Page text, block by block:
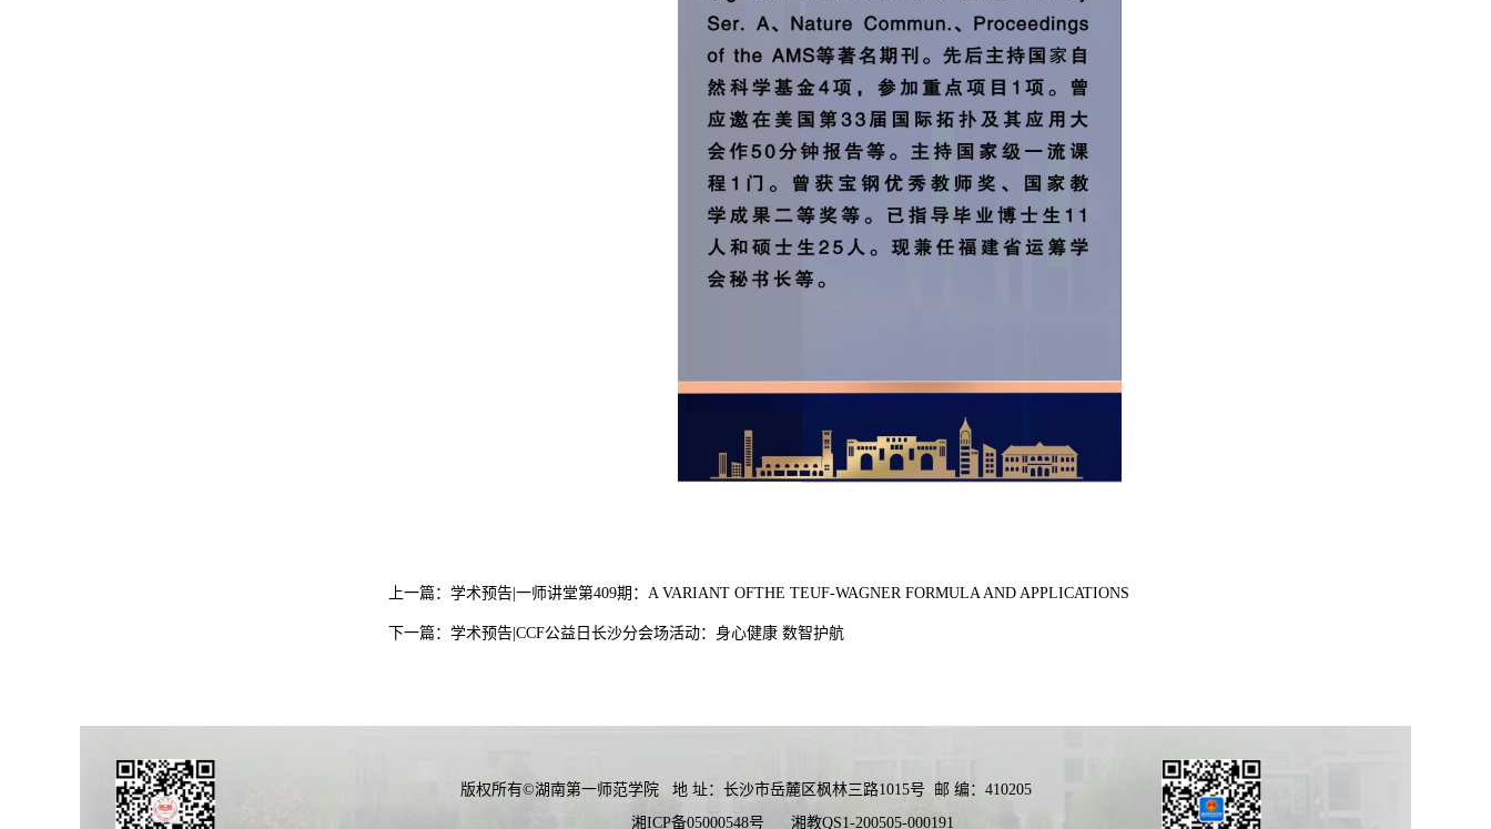
上一篇： 学术预告|一师讲堂第409期：A VARIANT OFTHE TEUF-WAGNER FORMULA AND APPLICATIONS
下一篇： 学术预告|CCF公益日长沙分会场活动：身心健康 数智护航
版权所有©湖南第一师范学院 地 址：长沙市岳麓区枫林三路1015号 邮 编：410205
湘ICP备05000548号
湘教QS1-200505-000191